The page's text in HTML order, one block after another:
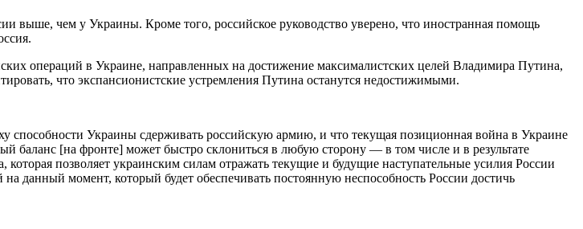
выше, чем у Украины. Кроме того, российское руководство уверено, что иностранная помощь
операций в Украине, направленных на достижение максималистских целей Владимира Путина,
что экспансионистские устремления Путина останутся недостижимыми.
способности Украины сдерживать российскую армию, и что текущая позиционная война в Украине
баланс [на фронте] может быстро склониться в любую сторону — в том числе и в результате
позволяет украинским силам отражать текущие и будущие наступательные усилия России
данный момент, который будет обеспечивать постоянную неспособность России достичь